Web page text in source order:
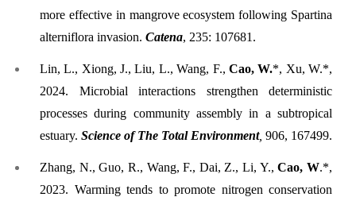
more effective in mangrove ecosystem following Spartina
alterniflora invasion. Catena, 235: 107681.
Lin, L., Xiong, J., Liu, L., Wang, F., Cao, W.*, Xu, W.*,
2024. Microbial interactions strengthen deterministic
processes during community assembly in a subtropical
estuary. Science of The Total Environment, 906, 167499.
Zhang, N., Guo, R., Wang, F., Dai, Z., Li, Y., Cao, W.*,
2023. Warming tends to promote nitrogen conservation